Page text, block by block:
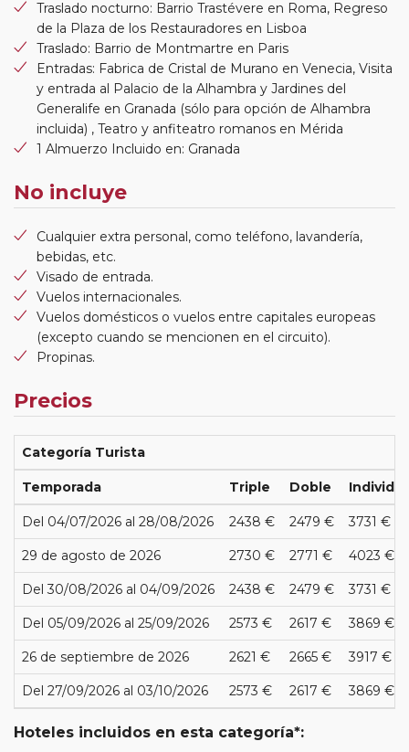
Traslado nocturno: Barrio Trastévere en Roma, Regreso
de la Plaza de los Restauradores en Lisboa
Traslado: Barrio de Montmartre en Paris
Entradas: Fabrica de Cristal de Murano en Venecia, Visita
y entrada al Palacio de la Alhambra y Jardines del
Generalife en Granada (sólo para opción de Alhambra
incluida) , Teatro y anfiteatro romanos en Mérida
1 Almuerzo Incluido en: Granada
No incluye
Cualquier extra personal, como teléfono, lavandería,
bebidas, etc.
Visado de entrada.
Vuelos internacionales.
Vuelos domésticos o vuelos entre capitales europeas
(excepto cuando se mencionen en el circuito).
Propinas.
Precios
Categoría Turista
Temporada Triple Doble
Del 04/07/2026 al 28/08/2026 2438 € 2479 € 3731 €
29 de agosto de 2026 2730 € 2771 € 4023 €
Del 30/08/2026 al 04/09/2026 2438 € 2479 € 3731 €
Del 05/09/2026 al 25/09/2026 2573 € 2617 € 3869 €
26 de septiembre de 2026 2621 € 2665 € 3917 €
Del 27/09/2026 al 03/10/2026 2573 € 2617 € 3869 €
Hoteles incluidos en esta categoría*: